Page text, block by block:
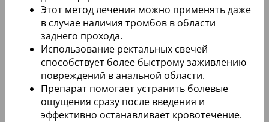
Этот метод лечения можно применять даже
в случае наличия тромбов в области
заднего прохода.
Использование ректальных свечей
способствует более быстрому заживлению
повреждений в анальной области.
Препарат помогает устранить болевые
ощущения сразу после введения и
эффективно останавливает кровотечение.